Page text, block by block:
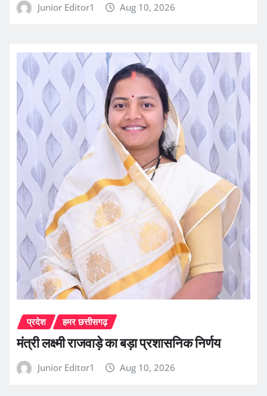
Junior Editor1 Aug 10, 2026
प्रदेश हमर छत्तीसगढ़
मंत्री लक्ष्मी राजवाड़े का बड़ा प्रशासनिक निर्णय
Junior Editor1 Aug 10, 2026